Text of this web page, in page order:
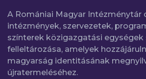
A Romániai Magyar Intézménytár
intézmények, szervezetek,
színterek közigazgatási
felleltározása, amelyek
magyarság identitásának
újratermeléséhez.